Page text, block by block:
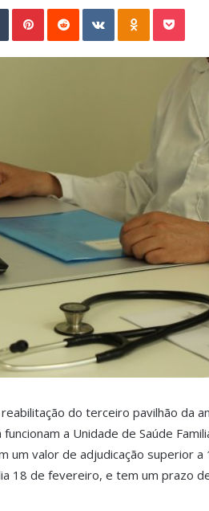
Tumblr VKontakte
do terceiro pavilhão da
a Unidade de Saúde
um valor de adjudicação superior a
18 de fevereiro, e tem um prazo